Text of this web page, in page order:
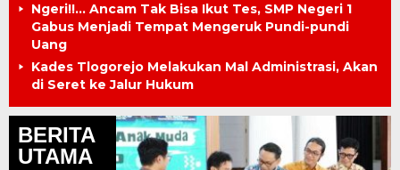
Ngeri!!… Ancam Tak Bisa Ikut Tes, SMP Negeri 1
Gabus Menjadi Tempat Mengeruk Pundi-pundi
Uang
Kades Tlogorejo Melakukan Mal Administrasi, Akan
di Seret ke Jalur Hukum
BERITA
UTAMA